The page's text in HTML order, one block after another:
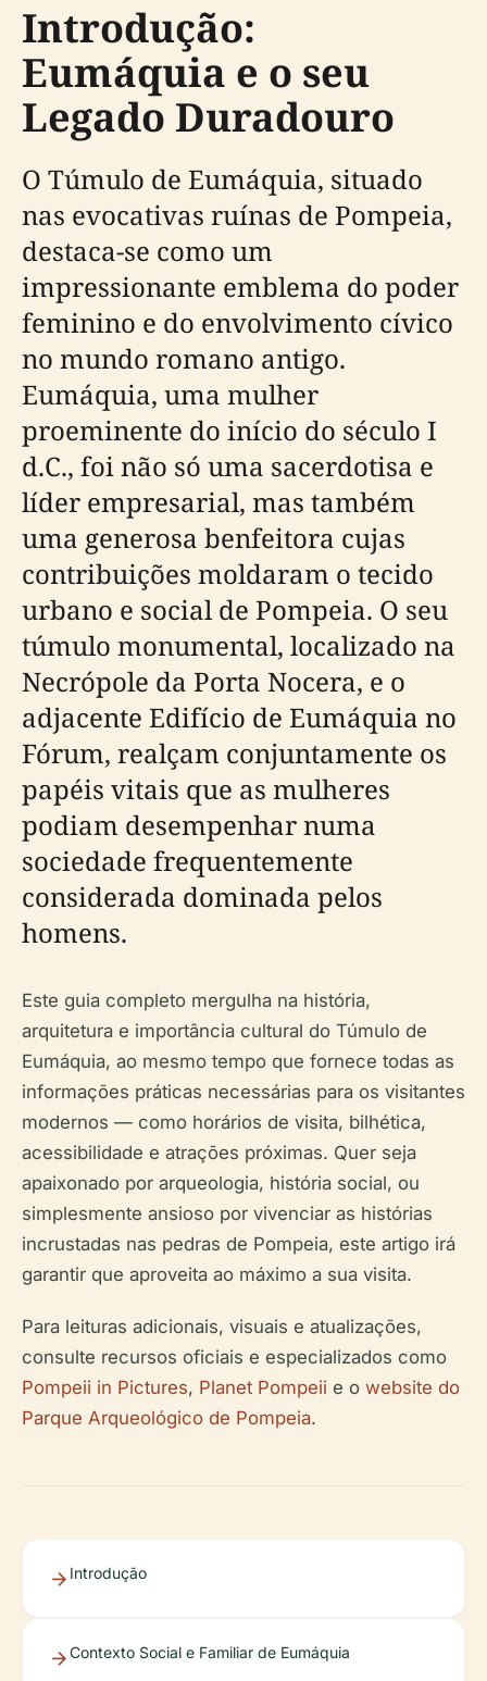
Introdução:
Eumáquia e o seu
Legado Duradouro
O Túmulo de Eumáquia, situado
nas evocativas ruínas de Pompeia,
destaca-se como um
impressionante emblema do poder
feminino e do envolvimento cívico
no mundo romano antigo.
Eumáquia, uma mulher
proeminente do início do século I
d.C., foi não só uma sacerdotisa e
líder empresarial, mas também
uma generosa benfeitora cujas
contribuições moldaram o tecido
urbano e social de Pompeia. O seu
túmulo monumental, localizado na
Necrópole da Porta Nocera, e o
adjacente Edifício de Eumáquia no
Fórum, realçam conjuntamente os
papéis vitais que as mulheres
podiam desempenhar numa
sociedade frequentemente
considerada dominada pelos
homens.
Este guia completo mergulha na história,
arquitetura e importância cultural do Túmulo de
Eumáquia, ao mesmo tempo que fornece todas as
informações práticas necessárias para os visitantes
modernos — como horários de visita, bilhética,
acessibilidade e atrações próximas. Quer seja
apaixonado por arqueologia, história social, ou
simplesmente ansioso por vivenciar as histórias
incrustadas nas pedras de Pompeia, este artigo irá
garantir que aproveita ao máximo a sua visita.
Para leituras adicionais, visuais e atualizações,
consulte recursos oficiais e especializados como
Pompeii in Pictures, Planet Pompeii e o website do
Parque Arqueológico de Pompeia.
Introdução
Contexto Social e Familiar de Eumáquia